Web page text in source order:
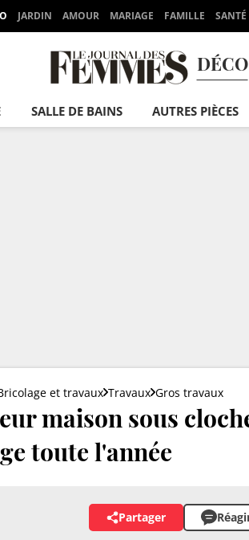
JARDIN AMOUR MARIAGE FAMILLE SANTÉ
DÉCO
SALLE DE BAINS AUTRES PIÈCES
et travaux Travaux Gros travaux
maison sous
toute l'année
Partager